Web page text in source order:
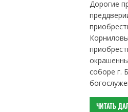
Дорогие
соборе г.
ЧИТАТЬ